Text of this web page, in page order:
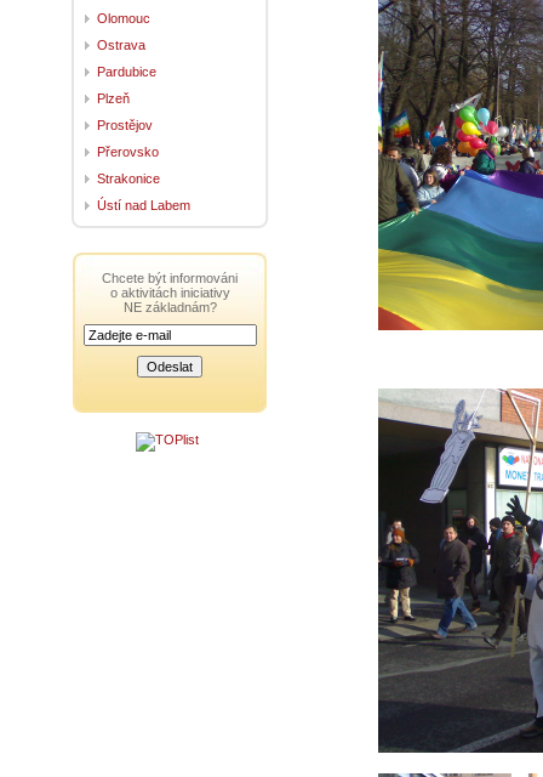
Olomouc
Ostrava
Pardubice
Plzeň
Prostějov
Přerovsko
Strakonice
Ústí nad Labem
Chcete být informováni
o aktivitách iniciativy
NE základnám?